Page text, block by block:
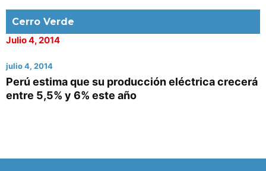
Cerro Verde
Julio 4, 2014
julio 4, 2014
Perú estima que su producción eléctrica crecerá
entre 5,5% y 6% este año